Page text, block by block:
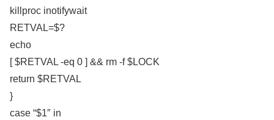
killproc inotifywait
RETVAL=$?
echo
[ $RETVAL -eq 0 ] && rm -f $LOCK
return $RETVAL
}
case “$1″ in